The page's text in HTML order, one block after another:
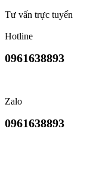
Tư vấn trực tuyến
Hotline
0961638893
Zalo
0961638893